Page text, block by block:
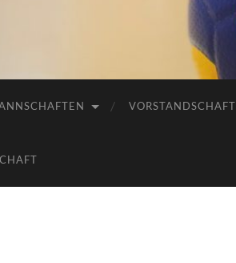
VORSTANDSCHAFT